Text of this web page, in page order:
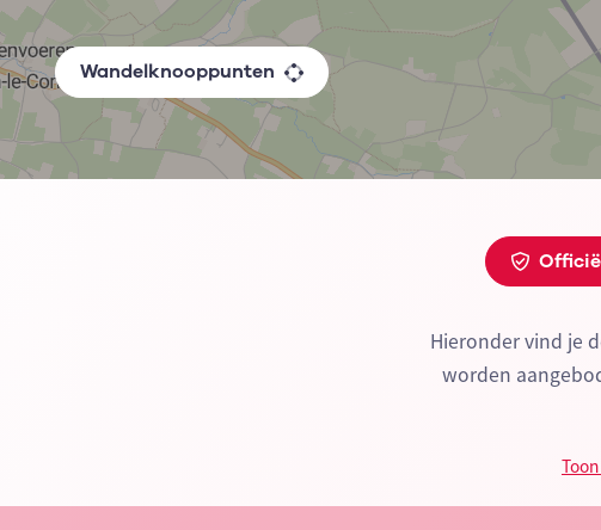
Wandelknooppunten
Hieronder vind je
worden